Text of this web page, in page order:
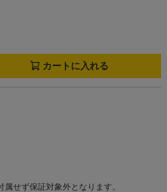
カートに入れる
せず保証対象外となります。